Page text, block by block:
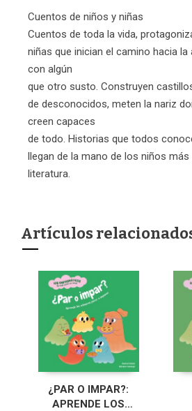
Cuentos de niños y niñas
Cuentos de toda la vida,
niñas que inician el camino hacia
con algún
que otro susto. Construyen
de desconocidos, meten la nariz
creen capaces
de todo. Historias que todos
llegan de la mano de los niños
literatura.
Artículos
¿PAR O IMPAR?:
APRENDE LOS